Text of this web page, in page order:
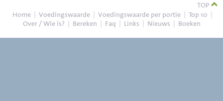
TOP
Home | Voedingswaarde | Voedingswaarde per portie | Top 10 |
Over / Wie is? | Bereken | Faq | Links | Nieuws | Boeken